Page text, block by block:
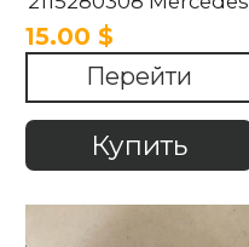
W211 2002-2009
15.00 $
Перейти
Купить